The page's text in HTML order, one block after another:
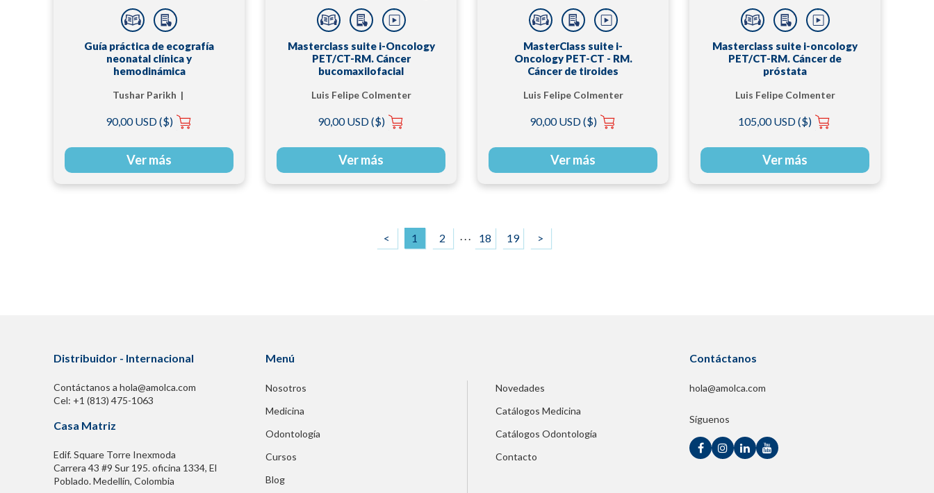
Guía práctica de ecografía
neonatal clínica y
hemodinámica
Tushar Parikh |
Sundaram
90,00 USD ($)
Ver más
Masterclass suite i-Oncology
PET/CT-RM. Cáncer
bucomaxilofacial
Luis Felipe Colmenter
90,00 USD ($)
Ver más
MasterClass suite i-
Oncology PET-CT - RM.
Cáncer de tiroides
Luis Felipe Colmenter
90,00 USD ($)
Ver más
Masterclass suite i-oncology
PET/CT-RM. Cáncer de
próstata
Luis Felipe Colmenter
105,00 USD ($)
Ver más
< 1 2 . . . 18 19 >
Distribuidor - Internacional
Contáctanos a hola@amolca.com
Cel: +1 (813) 475-1063
Casa Matriz
Edif. Square Torre Inexmoda
Carrera 43 #9 Sur 195. oficina 1334, El
Poblado. Medellín, Colombia
Menú
Nosotros
Medicina
Odontología
Cursos
Blog
Novedades
Catálogos Medicina
Catálogos Odontología
Contacto
Contáctanos
hola@amolca.com
Síguenos